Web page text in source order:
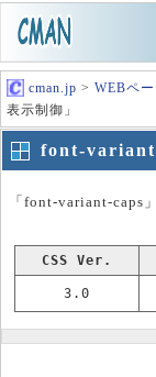
cman.jp > WEBペ
表示制御」
font-variant-
「font-variant-caps
CSS Ver.
3.0